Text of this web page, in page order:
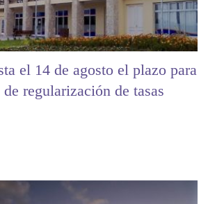
el 14 de agosto el plazo para
regularización de tasas